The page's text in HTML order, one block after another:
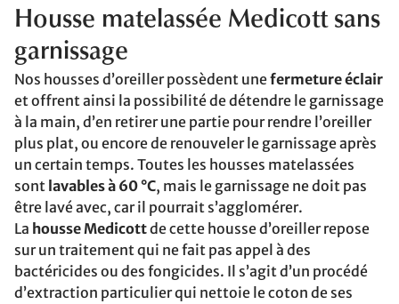
Housse matelassée Medicott sans
garnissage
Nos housses d’oreiller possèdent unefermeture éclair
et offrent ainsi la possibilité de détendre le garnissage
à la main, d’en retirer une partie pour rendre l’oreiller
plus plat, ou encore de renouveler le garnissage après
un certain temps. Toutes les housses matelassées
sont lavables à 60 °C, mais le garnissage ne doit pas
être lavé avec, car il pourrait s’agglomérer.
La housse Medicottde cette housse d’oreiller repose
sur un traitement qui ne fait pas appel à des
bactéricides ou des fongicides. Il s’agit d’un procédé
d’extraction particulier qui nettoie le coton de ses